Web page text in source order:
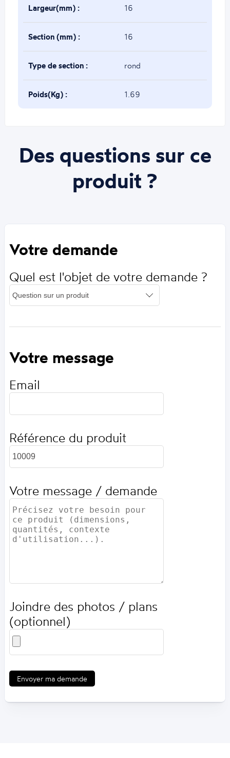
Largeur(mm) : 16
Section (mm) : 16
Type de section : rond
Poids(Kg) : 1.69
Des questions sur ce
produit ?
Votre demande
Quel est l'objet de votre demande ?
Votre message
Email
Référence du produit
Votre message / demande
Joindre des photos / plans
(optionnel)
Envoyer ma demande